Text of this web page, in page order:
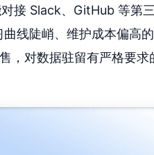
接 Slack、GitHub 等第
线陡峭、维护成本偏高
，对数据驻留有严格要